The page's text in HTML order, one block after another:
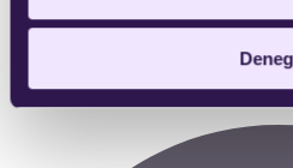
Profesor:Profesional del